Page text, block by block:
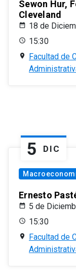
Sewon Hur,
Cleveland
18 de
15:30
Facultad de
5 DIC
Ernesto
5 de
15:30
Facultad de